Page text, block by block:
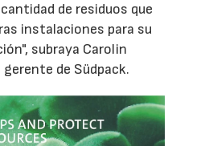
de residuos que
instalaciones para su
subraya Carolin
de Südpack.